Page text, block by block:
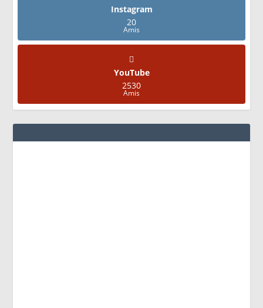
Instagram
20
Amis
YouTube
2530
Amis